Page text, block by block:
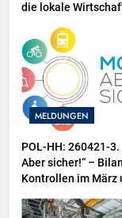
die lokale
MELDUNGEN
POL-HH: 260421-3.
Aber sicher!“ –
Kontrollen im März
Schwerpunktthema